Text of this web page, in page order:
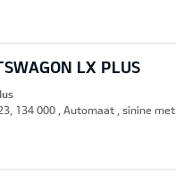
LX PLUS
134 000 , Automaat , sinine met.